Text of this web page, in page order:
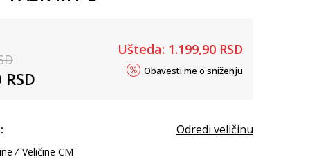
RSD
Ušteda: 1.199,90 RSD
Obavesti me o sniženju
Odredi veličinu
Veličine CM